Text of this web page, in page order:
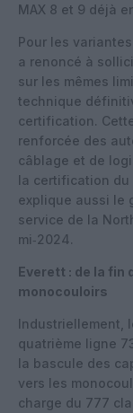
MAX 8 et 9 déjà
Pour les
a renoncé à
sur les mêmes
technique
certification.
renforcée des
câblage et de
la certification du
explique aussi le
service de la
mi‑2024.
Everett : de la fin
monocouloirs
Industriellement,
quatrième ligne
la bascule des
vers les
charge du 777